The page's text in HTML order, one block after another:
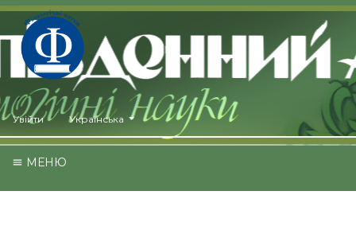
Увійти ##plugins.themes.healthSciences.language.toggle##
Українська
МЕНЮ